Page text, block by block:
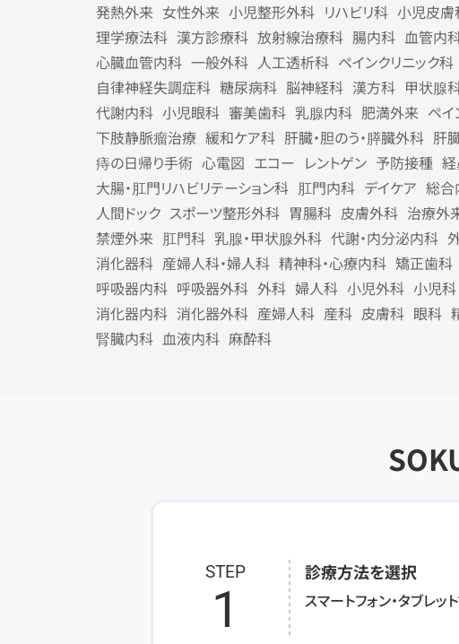
発熱外来 女性外来 小児整形外科 リハビリ科 小児皮膚
理学療法科 漢方診療科 放射線治療科 腸内科 血管内
心臓血管内科 一般外科 人工透析科 ペインクリニック科
自律神経失調症科 糖尿病科 脳神経科 漢方科 甲状腺
代謝内科 小児眼科 審美歯科 乳腺内科 肥満外来 ペイ
下肢静脈瘤治療 緩和ケア科 肝臓・胆のう・膵臓外科 肝
痔の日帰り手術 心電図 エコー レントゲン 予防接種
大腸・肛門リハビリテーション科 肛門内科 デイケア 総合
人間ドック スポーツ整形外科 胃腸科 皮膚外科 治療外
禁煙外来 肛門科 乳腺・甲状腺外科 代謝・内分泌内科
消化器科 産婦人科・婦人科 精神科・心療内科 矯正歯科
呼吸器内科 呼吸器外科 外科 婦人科 小児外科 小児科
消化器内科 消化器外科 産婦人科 産科 皮膚科 眼科
腎臓内科 血液内科 麻酔科
STEP
1
診療方法を選択
スマートフォン・タブレ